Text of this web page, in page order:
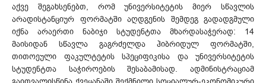
აქვე შეგახსენებთ, რომ უნივერსიტეტის მიერ სწავლის
არადისტანციურ ფორმატში აღდგენის შემდეგ გადადგმული
იქნა არაერთი ნაბიჯი სტუდენტთა მხარდასაჭერად: 14
მაისიდან სწავლა გაგრძელდა ჰიბრიდულ ფორმატში,
თითოეული ფაკულტეტის სპეციფიკისა და უნივერსიტეტის
სტუდენტთა საჭიროების შესაბამისად. ადმინისტრაციამ